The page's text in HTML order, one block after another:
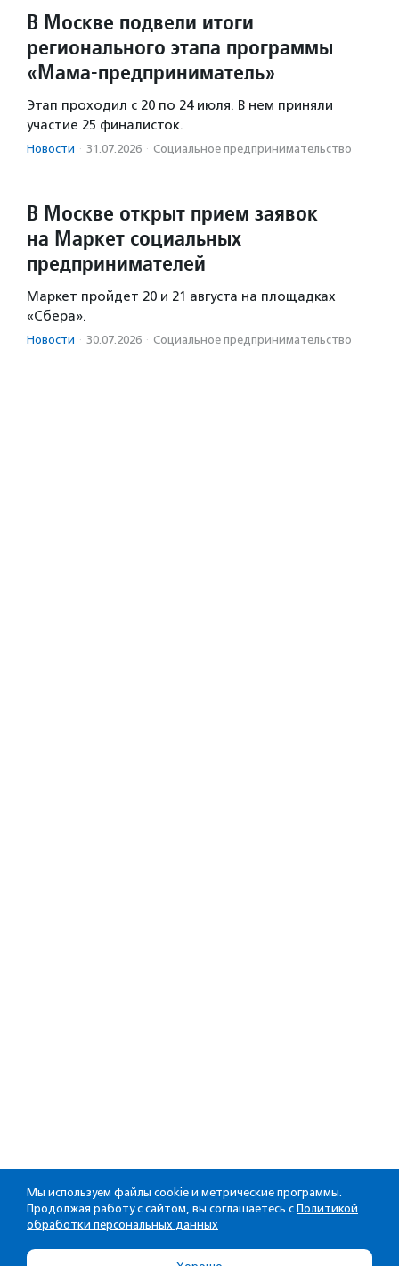
В Москве подвели итоги
регионального этапа программы
«Мама-предприниматель»
Этап проходил с 20 по 24 июля. В нем приняли
участие 25 финалисток.
Новости · 31.07.2026 · Социальное предпри­нима­тель­ство
В Москве открыт прием заявок
на Маркет социальных
предпринимателей
Маркет пройдет 20 и 21 августа на площадках
«Сбера».
Новости · 30.07.2026 · Социальное предпри­нима­тель­ство
Мы используем файлы cookie и метрические программы.
Продолжая работу с сайтом, вы соглашаетесь с Политикой
обработки персональных данных